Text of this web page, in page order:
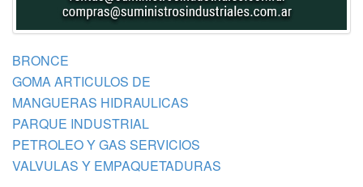
BRONCE
GOMA ARTICULOS DE
MANGUERAS HIDRAULICAS
PARQUE INDUSTRIAL
PETROLEO Y GAS SERVICIOS
VALVULAS Y EMPAQUETADURAS